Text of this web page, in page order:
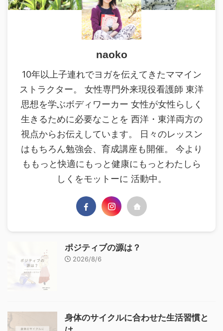
naoko
10年以上子連れでヨガを伝えてきたママイン
ストラクター。 女性専門外来現役看護師 東洋
思想を学ぶボディワーカー 女性が女性らしく
生きるために必要なことを 西洋・東洋両方の
視点からお伝えしています。 日々のレッスン
はもちろん勉強会、育成講座も開催。 今より
ももっと快適にもっと健康にもっとわたしら
しくをモットーに 活動中。
ポジティブの源は？
2026/8/6
身体のサイクルに合わせた生活習慣と